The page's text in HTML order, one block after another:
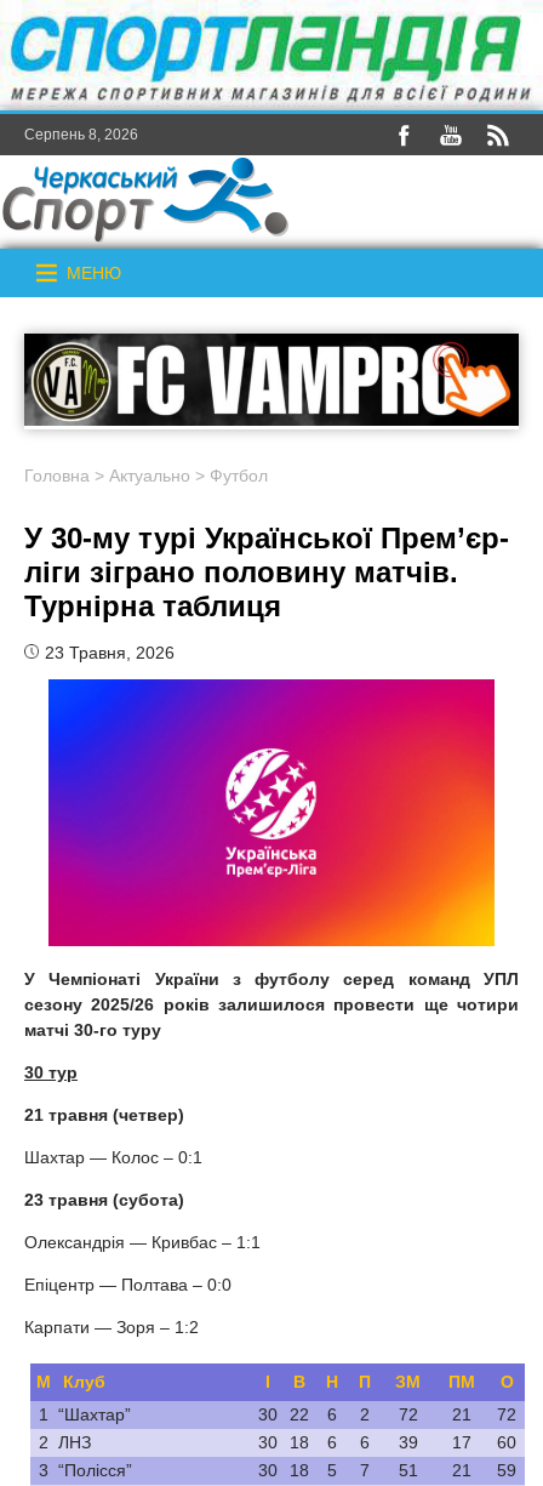
Серпень 8, 2026
МЕНЮ
Головна > Актуально > Футбол
У 30-му турі Української Прем’єр-
ліги зіграно половину матчів.
Турнірна таблиця
23 Травня, 2026
У Чемпіонаті України з футболу серед команд УПЛ
сезону 2025/26 років залишилося провести ще чотири
матчі 30-го туру
30 тур
21 травня (четвер)
Шахтар — Колос – 0:1
23 травня (субота)
Олександрія — Кривбас – 1:1
Епіцентр — Полтава – 0:0
Карпати — Зоря – 1:2
М Клуб І В Н П ЗМ ПМ
О
1
“Шахтар” 30 22 6 2 72 21
72
2
ЛНЗ 30 18 6 6 39 17
60
3 “Полісся” 30 18 5 7 51 21
59